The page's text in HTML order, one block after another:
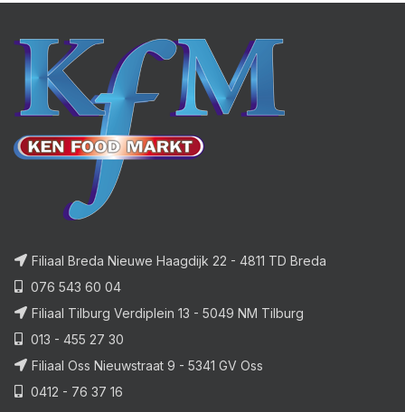
Filiaal Breda Nieuwe Haagdijk 22 - 4811 TD Breda
076 543 60 04
Filiaal Tilburg Verdiplein 13 - 5049 NM Tilburg
013 - 455 27 30
Filiaal Oss Nieuwstraat 9 - 5341 GV Oss
0412 - 76 37 16